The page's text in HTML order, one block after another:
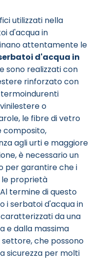
utilizzati nella
d'acqua in
attentamente le
d'acqua in
sono realizzati con
rinforzato con
o
le fibre di vetro
composito,
agli urti e maggiore
è necessario un
per garantire che i
le proprietà
termine di questo
i serbatoi d'acqua in
da una
e dalla massima
che possono
sicurezza per molti